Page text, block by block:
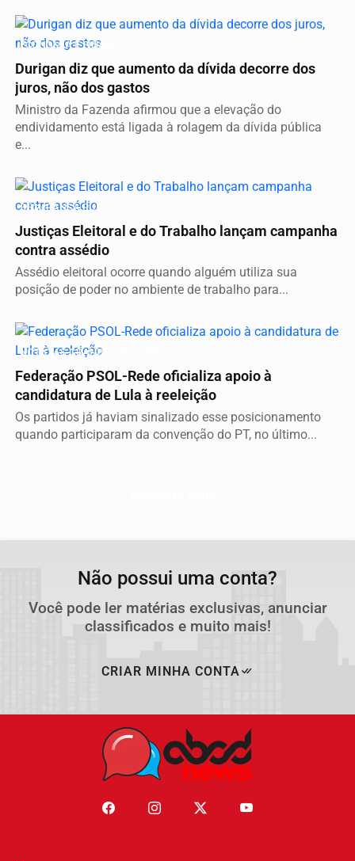
ECONOMIA E FINANÇAS
Durigan diz que aumento da dívida decorre dos
juros, não dos gastos
Ministro da Fazenda afirmou que a elevação do
endividamento está ligada à rolagem da dívida pública
e...
SEGURANÇA PÚBLICA
Justiças Eleitoral e do Trabalho lançam campanha
contra assédio
Assédio eleitoral ocorre quando alguém utiliza sua
posição de poder no ambiente de trabalho para...
NOTICIAS GRANDE ABCDMRR
Federação PSOL-Rede oficializa apoio à
candidatura de Lula à reeleição
Os partidos já haviam sinalizado esse posicionamento
quando participaram da convenção do PT, no último...
Não possui uma conta?
Você pode ler matérias exclusivas, anunciar
classificados e muito mais!
CRIAR MINHA CONTA